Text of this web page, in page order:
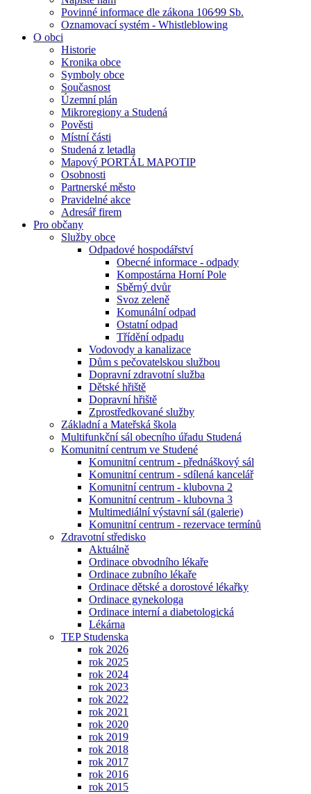
Povinné informace dle zákona 106⁄99 Sb.
Oznamovací systém - Whistleblowing
O obci
Historie
Kronika obce
Symboly obce
Současnost
Územní plán
Mikroregiony a Studená
Pověsti
Místní části
Studená z letadla
Mapový PORTÁL MAPOTIP
Osobnosti
Partnerské město
Pravidelné akce
Adresář firem
Pro občany
Služby obce
Odpadové hospodářství
Obecné informace - odpady
Kompostárna Horní Pole
Sběrný dvůr
Svoz zeleně
Komunální odpad
Ostatní odpad
Třídění odpadu
Vodovody a kanalizace
Dům s pečovatelskou službou
Dopravní zdravotní služba
Dětské hřiště
Dopravní hřiště
Zprostředkované služby
Základní a Mateřská škola
Multifunkční sál obecního úřadu Studená
Komunitní centrum ve Studené
Komunitní centrum - přednáškový sál
Komunitní centrum - sdílená kancelář
Komunitní centrum - klubovna 2
Komunitní centrum - klubovna 3
Multimediální výstavní sál (galerie)
Komunitní centrum - rezervace termínů
Zdravotní středisko
Aktuálně
Ordinace obvodního lékaře
Ordinace zubního lékaře
Ordinace dětské a dorostové lékařky
Ordinace gynekologa
Ordinace interní a diabetologická
Lékárna
TEP Studenska
rok 2026
rok 2025
rok 2024
rok 2023
rok 2022
rok 2021
rok 2020
rok 2019
rok 2018
rok 2017
rok 2016
rok 2015